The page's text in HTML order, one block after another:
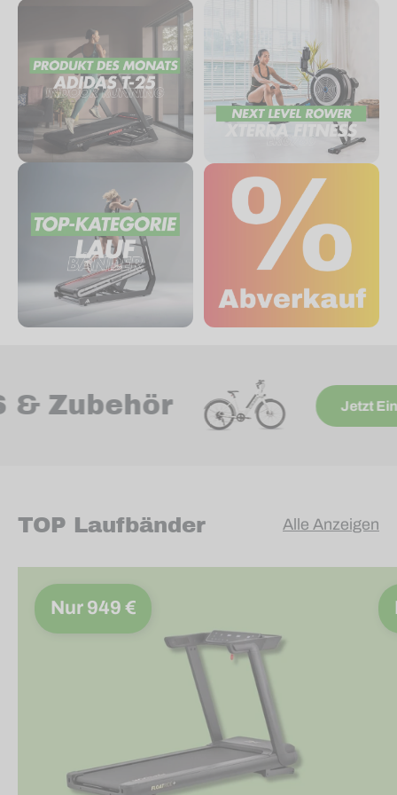
info@cardiofitness.de
Mo – Fr: 08:00h – 18:00h
Sa-So: Geschlossen
022385403034
service@cardiofitness.de
Mo – Fr: 08:00h – 17:00h
Sa-So: Geschlossen
& Zubehör Jetzt
TOP Laufbänder Alle Anzeigen
Nur 949 €